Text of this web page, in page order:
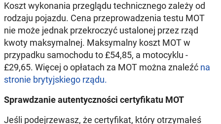
Koszt wykonania przeglądu technicznego zależy od
rodzaju pojazdu. Cena przeprowadzenia testu MOT
nie może jednak przekroczyć ustalonej przez rząd
kwoty maksymalnej. Maksymalny koszt MOT w
przypadku samochodu to £54,85, a motocyklu -
£29,65. Więcej o opłatach za MOT można znaleźć na
stronie brytyjskiego rządu.
Sprawdzanie autentyczności certyfikatu MOT
Jeśli podejrzewasz, że certyfikat, który otrzymałeś